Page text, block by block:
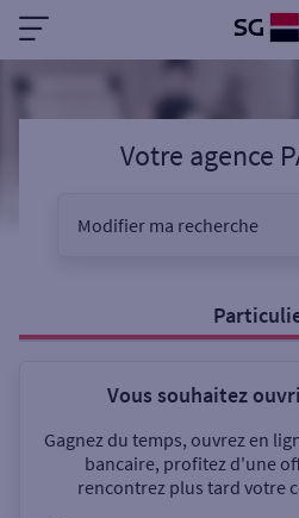
Votre agence
Modifier ma recherche
Sélectionnez votre
Ouverte le samedi
Vous souhaitez
Gagnez du temps, ouvrez en
bancaire, profitez d'une
rencontrez plus tard votre